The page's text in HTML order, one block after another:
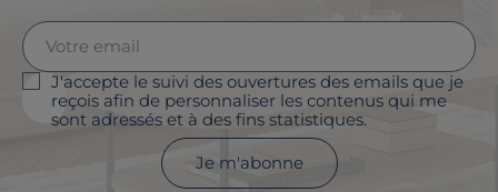
J'accepte le suivi des ouvertures des emails que je
reçois afin de personnaliser les contenus qui me
sont adressés et à des fins statistiques.
Je m'abonne